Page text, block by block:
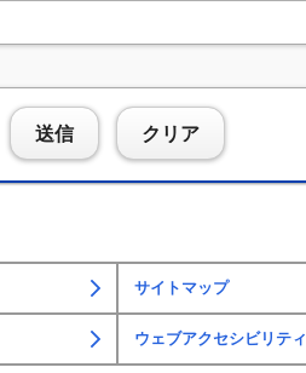
送信 クリア
サイトマップ
ウェブアクセシビリティ